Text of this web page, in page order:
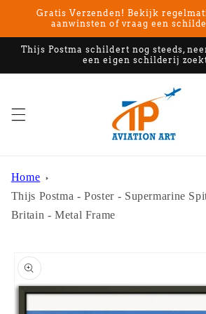
naar de
content
Gratis Verzenden! Bekijk
aanwinsten of vraag een
Thijs Postma schildert nog steeds,
een eigen schilderij
Home
Thijs Postma - Poster - Supermarine
Britain - Metal Frame
direct naar